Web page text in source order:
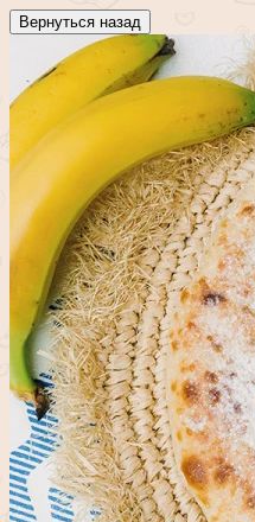
Вернуться назад